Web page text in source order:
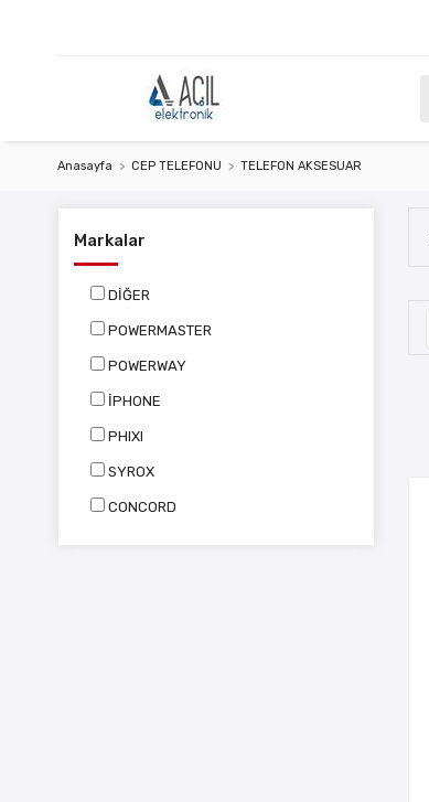
Anasayfa CEP TELEFONU TELEFON AKSESUAR
Markalar
DİĞER
POWERMASTER
POWERWAY
İPHONE
PHIXI
SYROX
CONCORD